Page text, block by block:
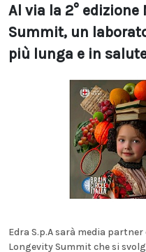
Al via la 2°
Summit, un
più lunga e in
Edra S.p.A sarà media
Longevity Summit che si